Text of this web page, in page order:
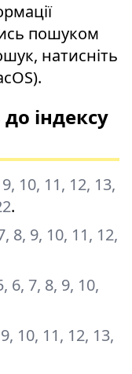
пошуком
натисніть
індексу
10, 11, 12, 13,
.
8, 9, 10, 11, 12,
6, 7, 8, 9, 10,
10, 11, 12, 13,